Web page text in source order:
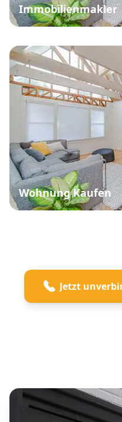
Immobilienmakler
Wohnung Kaufen
Jetzt